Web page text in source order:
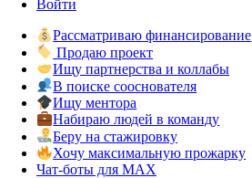
Войти
Рассматриваю финансирование
Продаю проект
Ищу партнерства и коллабы
В поиске сооснователя
Ищу ментора
Набираю людей в команду
Беру на стажировку
Хочу максимальную прожарку
Чат-боты для MAX